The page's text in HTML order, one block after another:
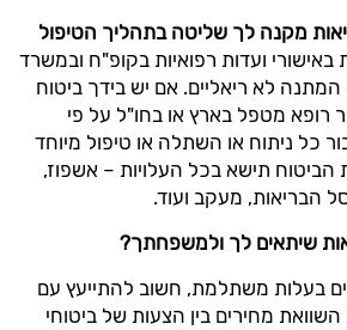
מקנה לך שליטה בתהליך הטיפול
באישורי ועדות רפואיות בקופ"ח ובמשרד
המתנה לא ריאליים. אם יש בידך ביטוח
רופא מטפל בארץ או בחו"ל על פי
כל ניתוח או השתלה או טיפול מיוחד
תישא בכל העלויות – אשפוז,
הבריאות, מעקב ועוד.
שיתאים לך ולמשפחתך?
בעלות משתלמת, חשוב להתייעץ עם
מחירים בין הצעות של ביטוחי